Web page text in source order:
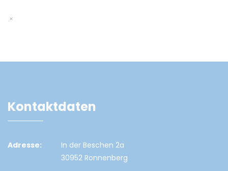
Kontaktdaten
Adresse:
In der Beschen 2a
30952 Ronnenberg